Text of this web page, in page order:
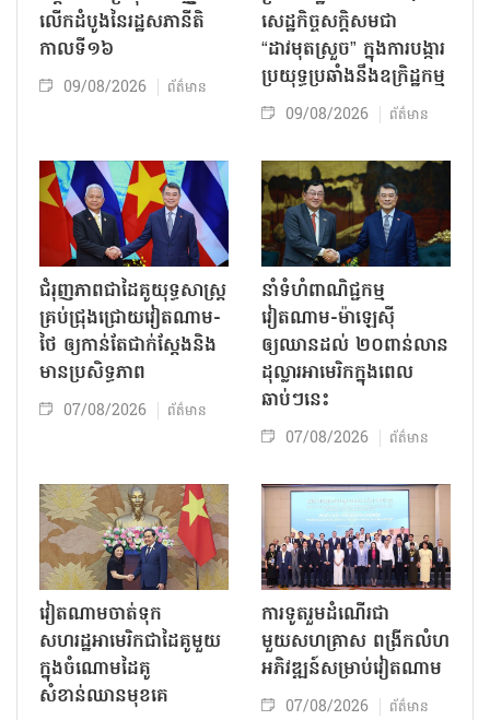
លើកដំបូងនៃរដ្ឋសភានីតិ
កាលទី១៦
09/08/2026 ព័ត៌មាន
សេដ្ឋកិច្ចសក្តិសមជា
“ដាវមុតស្រួច” ក្នុងការបង្ការ
ប្រយុទ្ធប្រឆាំងនឹងឧក្រិដ្ឋកម្ម
09/08/2026 ព័ត៌មាន
ជំរុញភាពជាដៃគូយុទ្ធសាស្ត្រ
គ្រប់ជ្រុងជ្រោយវៀតណាម-
ថៃ ឲ្យកាន់តែជាក់ស្ដែងនិង
មានប្រសិទ្ធភាព
07/08/2026 ព័ត៌មាន
នាំទំហំពាណិជ្ជកម្ម
វៀតណាម-ម៉ាឡេស៊ី
ឲ្យឈានដល់ ២០ពាន់លាន
ដុល្លារអាមេរិកក្នុងពេល
ឆាប់ៗនេះ
07/08/2026 ព័ត៌មាន
វៀតណាមចាត់ទុក
សហរដ្ឋអាមេរិកជាដៃគូមួយ
ក្នុងចំណោមដៃគូ
សំខាន់ឈានមុខគេ
ការទូតរួមដំណើរជា
មួយសហគ្រាស ពង្រីកលំហ
អភិវឌ្ឍន៍សម្រាប់វៀតណាម
07/08/2026 ព័ត៌មាន